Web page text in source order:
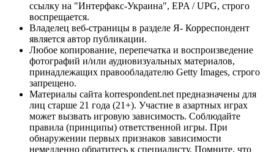
ссылку на "Интерфакс-Украина", EPA / UPG, строго
воспрещается.
Владелец веб-страницы в разделе Я- Корреспондент
является автор публикации.
Любое копирование, перепечатка и воспроизведение
фотографий и/или аудиовизуальных материалов,
принадлежащих правообладателю Getty Images, строго
запрещено.
Материалы сайта korrespondent.net предназначены для
лиц старше 21 года (21+). Участие в азартных играх
может вызвать игровую зависимость. Соблюдайте
правила (принципы) ответственной игры. При
обнаружении первых признаков зависимости
немедленно обратитесь к специалисту. Помните, что